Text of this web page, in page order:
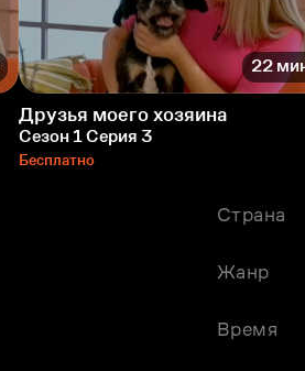
22
Друзья моего хозяина
Сезон 1 Серия 3
Бесплатно
Страна
Жанр
Время